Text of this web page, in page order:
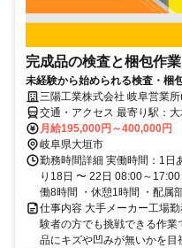
完成品の検査と梱包作業
未経験から始められる検査・梱
三陽工業株式会社 岐阜営業
交通・アクセス 最寄り駅：大
月給195,000円～400,000円
岐阜県大垣市
勤務時間詳細 実働時間：1日
り18日 〜 22日 08:00～
働8時間 ・休憩1時間 ・配属
仕事内容 大手メーカー工場
験者の方でも挑戦できる作業
品にキズや凹みが無いかを